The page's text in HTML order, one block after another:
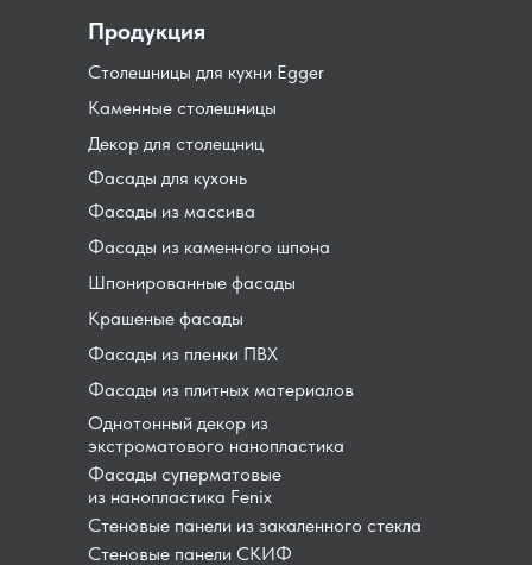
Стеновые панели из закаленного стекла
Фасады для кухонь
Каменные столешницы
Столешницы для кухни Egger
Декор для столещниц
Шпонированные фасады
Фасады из массива
Фасады из каменного шпона
Крашеные фасады
Фасады из пленки ПВХ
Фасады из плитных материалов
Однотонный декор из
экстроматового нанопластика
Фасады суперматовые
из нанопластика Fenix
Стеновые панели СКИФ
Продукция